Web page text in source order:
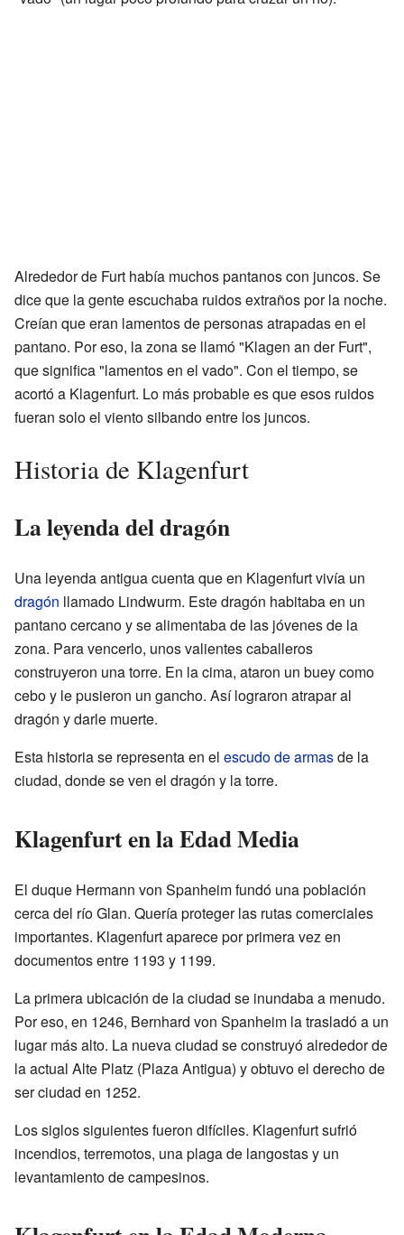
Alrededor de Furt había muchos pantanos con juncos. Se
dice que la gente escuchaba ruidos extraños por la noche.
Creían que eran lamentos de personas atrapadas en el
pantano. Por eso, la zona se llamó "Klagen an der Furt",
que significa "lamentos en el vado". Con el tiempo, se
acortó a Klagenfurt. Lo más probable es que esos ruidos
fueran solo el viento silbando entre los juncos.
Historia de Klagenfurt
La leyenda del dragón
Una leyenda antigua cuenta que en Klagenfurt vivía un
dragón llamado Lindwurm. Este dragón habitaba en un
pantano cercano y se alimentaba de las jóvenes de la
zona. Para vencerlo, unos valientes caballeros
construyeron una torre. En la cima, ataron un buey como
cebo y le pusieron un gancho. Así lograron atrapar al
dragón y darle muerte.
Esta historia se representa en el escudo de armasde la
ciudad, donde se ven el dragón y la torre.
Klagenfurt en la Edad Media
El duque Hermann von Spanheim fundó una población
cerca del río Glan. Quería proteger las rutas comerciales
importantes. Klagenfurt aparece por primera vez en
documentos entre 1193 y 1199.
La primera ubicación de la ciudad se inundaba a menudo.
Por eso, en 1246, Bernhard von Spanheim la trasladó a un
lugar más alto. La nueva ciudad se construyó alrededor de
la actual Alte Platz (Plaza Antigua) y obtuvo el derecho de
ser ciudad en 1252.
Los siglos siguientes fueron difíciles. Klagenfurt sufrió
incendios, terremotos, una plaga de langostas y un
levantamiento de campesinos.